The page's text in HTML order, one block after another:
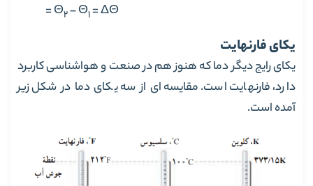
= Θ2– Θ1= ΔΘ
یکای فارنهایت
یکای رایج دیگر دما که هنوز هم در صنعت و هواشناسی کاربرد
دارد، فارنهایت است. مقایسه‌ای از سه یکای دما در شکل زیر
آمده‌ است.